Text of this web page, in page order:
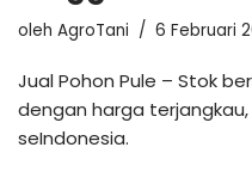
oleh AgroTani 6 Februari
Jual Pohon Pule – Stok
dengan harga
seIndonesia.